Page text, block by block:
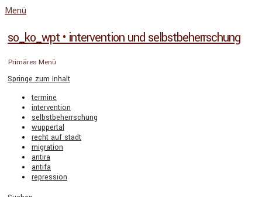
Menü
so_ko_wpt • intervention und selbstbeherrschung
Primäres Menü
Springe zum Inhalt
termine
intervention
selbstbeherrschung
wuppertal
recht auf stadt
migration
antira
antifa
repression